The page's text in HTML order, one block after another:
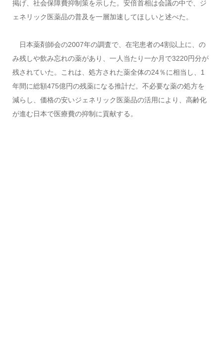
掲げ、社会保障費抑制策を示した。安倍首相は会議の中で、ジ
ェネリック医薬品の普及を一層加速してほしいと述べた。
日本薬剤師会の2007年の調査で、在宅患者の4割以上に、の
み残しや飲み忘れの薬があり、一人当たり一か月で3220円分が
残されていた。これは、処方された薬全体の24％に相当し、1
年間に総額475億円の残薬になる推計だ。不必要な薬の処方を
減らし、価格の安いジェネリック医薬品の活用により、高齢化
が進む日本で医療費の抑制に貢献する。